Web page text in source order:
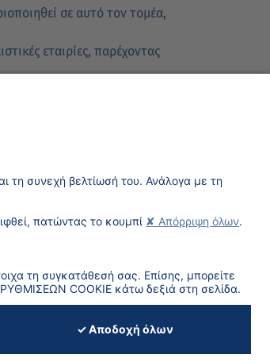
σε αυτό τον τομέα,
εταιρίες, παρέχοντας
ΡΥΘΜΊΣΕΩΝ COOKIE
ΌΡΟΙ ΧΡΉΣΗΣ
ΦΙΛΟΞΕΝΊΑΣ